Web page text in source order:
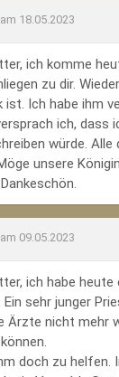
am 18.05.2023
ich komme
zu dir.
ist. Ich habe ihm
ich, dass
würde. Alle
unsere
am 09.05.2023
ich habe heute
Ein sehr junger
Ärzte nicht mehr
doch zu helfen.